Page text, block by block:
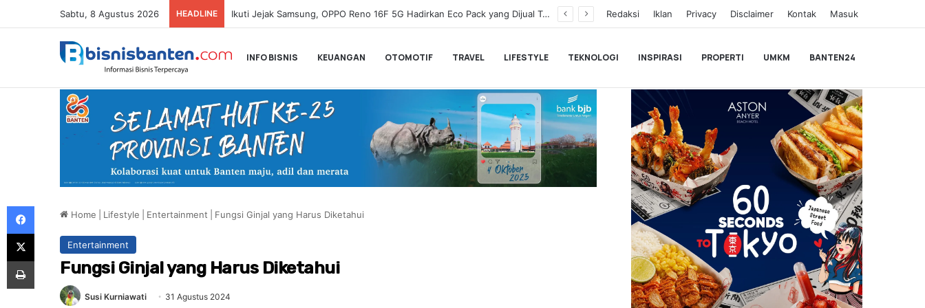
Sabtu, 8 Agustus 2026 HEADLINE Wamenkeu Juda Agung Optimis Ekonomi Tumbuh Kuat dan Fiskal Tetap Terjaga di Tengah Ketidakpastian Global Redaksi Iklan Privacy Disclaimer Kontak Masuk
INFO BISNIS KEUANGAN OTOMOTIF TRAVEL LIFESTYLE TEKNOLOGI INSPIRASI PROPERTI UMKM BANTEN24
Home Lifestyle Entertainment Fungsi Ginjal yang Harus Diketahui
Entertainment
Fungsi Ginjal yang Harus Diketahui
Susi Kurniawati 31 Agustus 2024